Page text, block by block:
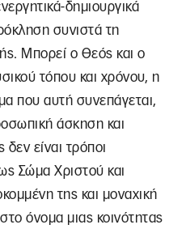
δημιουργικά
συνιστά τη
Μπορεί ο Θεός και ο
τόπου και χρόνου, η
που αυτή συνεπάγεται,
άσκηση και
είναι τρόποι
Σώμα Χριστού και
της και μοναχική
όνομα μιας κοινότητας